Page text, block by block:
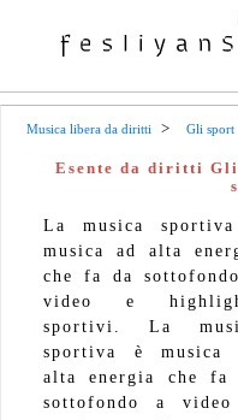
Musica libera da diritti Gli sport
Esente da diritti
La musica
musica ad alta
che fa da
video e
sportivi. La
sportiva è musica
alta energia che fa
sottofondo a